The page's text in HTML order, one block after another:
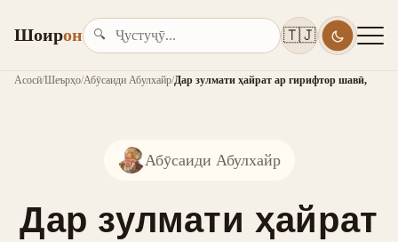
Шоирон 🔍 🇹🇯
Асосӣ/Шеърҳо/Абӯсаиди Абулхайр/Дар зулмати ҳайрат ар гирифтор шавӣ,
Абӯсаиди Абулхайр
Дар зулмати ҳайрат